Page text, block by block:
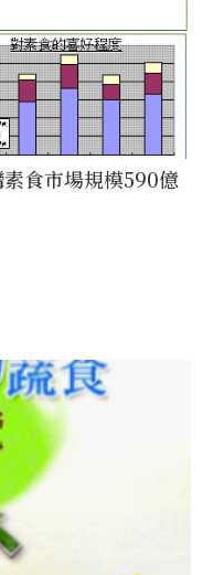
食市場規模590億